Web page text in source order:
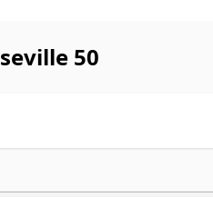
seville 50